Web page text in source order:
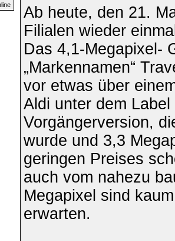
Ab heute, den 21.
Filialen wieder
Das 4,1-Megapixel-
„Markennamen“
vor etwas über
Aldi unter dem Label
Vorgängerversion,
wurde und 3,3
geringen Preises
auch vom nahezu
Megapixel sind
erwarten.